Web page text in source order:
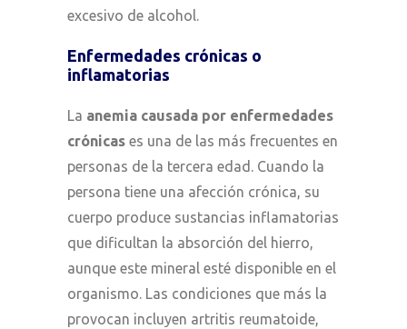
excesivo de alcohol.
Enfermedades crónicas o
inflamatorias
La anemia causada por enfermedades
crónicas es una de las más frecuentes en
personas de la tercera edad. Cuando la
persona tiene una afección crónica, su
cuerpo produce sustancias inflamatorias
que dificultan la absorción del hierro,
aunque este mineral esté disponible en el
organismo. Las condiciones que más la
provocan incluyen artritis reumatoide,